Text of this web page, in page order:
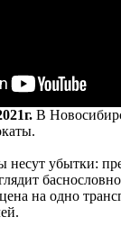
В
несут убытки:
на одно